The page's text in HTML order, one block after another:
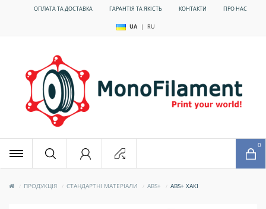
ОПЛАТА ТА ДОСТАВКА ГАРАНТІЯ ТА ЯКІСТЬ КОНТАКТИ ПРО НАС
UA | RU
0
ПРОДУКЦІЯ СТАНДАРТНІ МАТЕРІАЛИ ABS+ ABS+ ХАКІ